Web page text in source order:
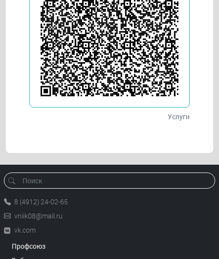
Услуги
8 (4912) 24-02-65
vniik08@mail.ru
vk.com
Профсоюз